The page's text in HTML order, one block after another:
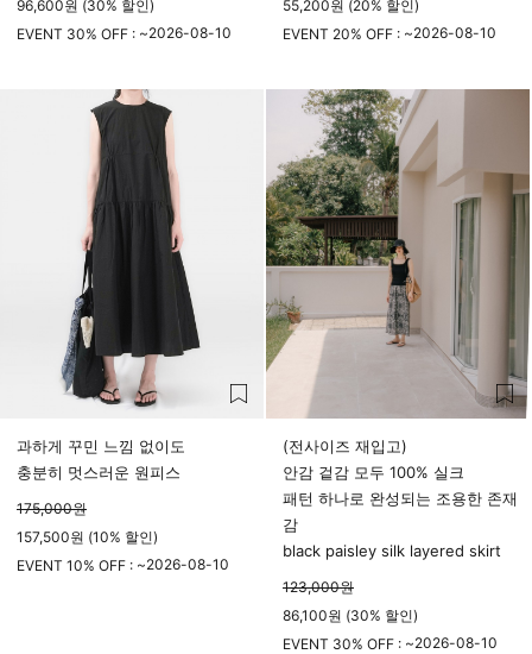
96,600원 (30% 할인)
EVENT 30% OFF : ~2026-08-10
55,200원 (20% 할인)
EVENT 20% OFF : ~2026-08-10
과하게 꾸민 느낌 없이도
충분히 멋스러운 원피스
175,000원
157,500원 (10% 할인)
EVENT 10% OFF : ~2026-08-10
(전사이즈 재입고)
안감 겉감 모두 100% 실크
패턴 하나로 완성되는 조용한 존재
감
black paisley silk layered skirt
123,000원
86,100원 (30% 할인)
EVENT 30% OFF : ~2026-08-10